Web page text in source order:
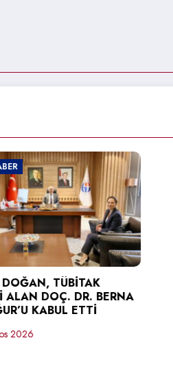
GAÜN HABER
TÜSEB DESTEĞİ ALAN
KARAGÖZ’DEN REKTÖR
DOĞAN’A ZİYARET